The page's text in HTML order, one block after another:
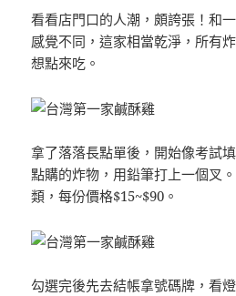
看看店門口的人潮，頗誇張！和
感覺不同，這家相當乾淨，所有
想點來吃。
拿了落落長點單後，開始像考試
點購的炸物，用鉛筆打上一個叉
類，每份價格$15~$90。
勾選完後先去結帳拿號碼牌，看